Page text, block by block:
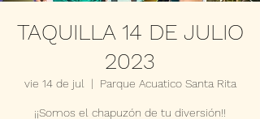
TAQUILLA 14 DE JULIO
2023
vie 14 de jul
  |
Parque Acuatico Santa Rita
¡¡Somos el chapuzón de tu diversión!!